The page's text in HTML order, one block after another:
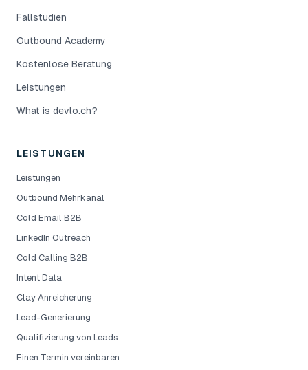
Fallstudien
Outbound Academy
Kostenlose Beratung
Leistungen
What is devlo.ch?
LEISTUNGEN
Leistungen
Outbound Mehrkanal
Cold Email B2B
LinkedIn Outreach
Cold Calling B2B
Intent Data
Clay Anreicherung
Lead-Generierung
Qualifizierung von Leads
Einen Termin vereinbaren